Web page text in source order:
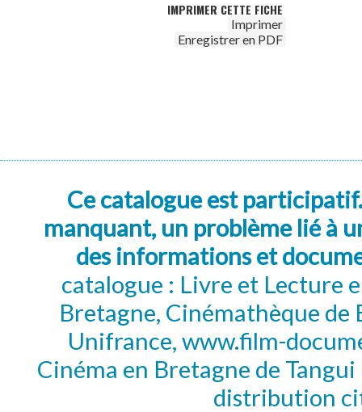
IMPRIMER CETTE FICHE
Imprimer
Enregistrer en PDF
Ce catalogue est
manquant, un problème lié à
des informations et
catalogue : Livre et Lecture
Bretagne, Cinémathèque de
Unifrance, www.film-
Cinéma en Bretagne de
distribution